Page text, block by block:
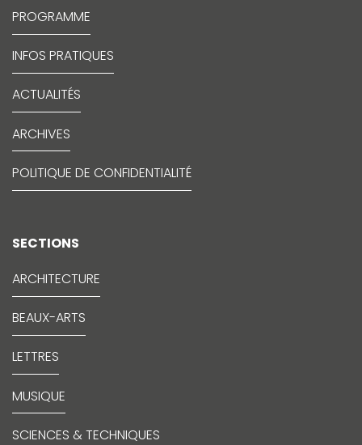
PROGRAMME
INFOS PRATIQUES
ACTUALITÉS
ARCHIVES
POLITIQUE DE CONFIDENTIALITÉ
SECTIONS
ARCHITECTURE
BEAUX-ARTS
LETTRES
MUSIQUE
SCIENCES & TECHNIQUES